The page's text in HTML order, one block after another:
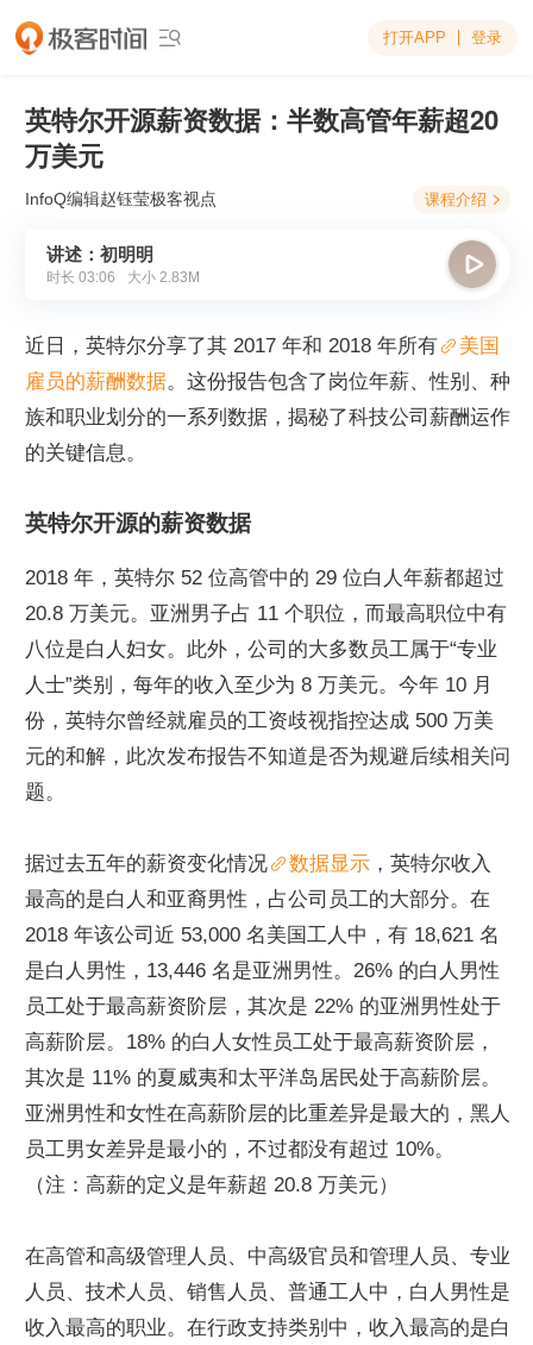
 打开APP 登录
英特尔开源薪资数据：半数高管年薪超20
万美元
InfoQ编辑赵钰莹极客视点 课程介绍 
讲述：初明明
时长 03:06 大小 2.83M

近日，英特尔分享了其 2017 年和 2018 年所有
美国
雇员的薪酬数据。这份报告包含了岗位年薪、性别、种
族和职业划分的一系列数据，揭秘了科技公司薪酬运作
的关键信息。
英特尔开源的薪资数据
2018 年，英特尔 52 位高管中的 29 位白人年薪都超过
20.8 万美元。亚洲男子占 11 个职位，而最高职位中有
八位是白人妇女。此外，公司的大多数员工属于“专业
人士”类别，每年的收入至少为 8 万美元。今年 10 月
份，英特尔曾经就雇员的工资歧视指控达成 500 万美
元的和解，此次发布报告不知道是否为规避后续相关问
题。
据过去五年的薪资变化情况 数据显示 ，英特尔收入
最高的是白人和亚裔男性，占公司员工的大部分。在
2018 年该公司近 53,000 名美国工人中，有 18,621 名
是白人男性，13,446 名是亚洲男性。26% 的白人男性
员工处于最高薪资阶层，其次是 22% 的亚洲男性处于
高薪阶层。18% 的白人女性员工处于最高薪资阶层，
其次是 11% 的夏威夷和太平洋岛居民处于高薪阶层。
亚洲男性和女性在高薪阶层的比重差异是最大的，黑人
员工男女差异是最小的，不过都没有超过 10%。
（注：高薪的定义是年薪超 20.8 万美元）
在高管和高级管理人员、中高级官员和管理人员、专业
人员、技术人员、销售人员、普通工人中，白人男性是
收入最高的职业。在行政支持类别中，收入最高的是白